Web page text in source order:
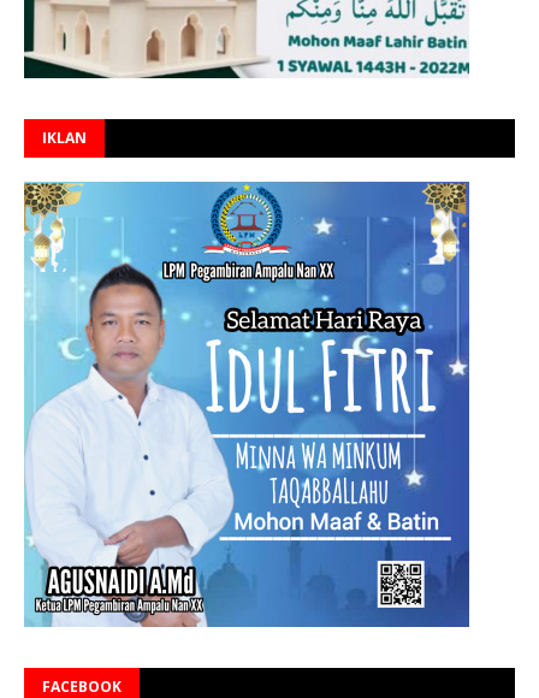
IKLAN
FACEBOOK